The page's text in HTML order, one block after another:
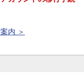
内 ＞